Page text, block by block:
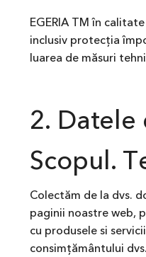
EGERIA TM în
inclusiv protecția
luarea de măsuri
2. Datele
Scopul.
Colectăm de la dvs.
paginii noastre web,
cu produsele si
consimțământului dvs.